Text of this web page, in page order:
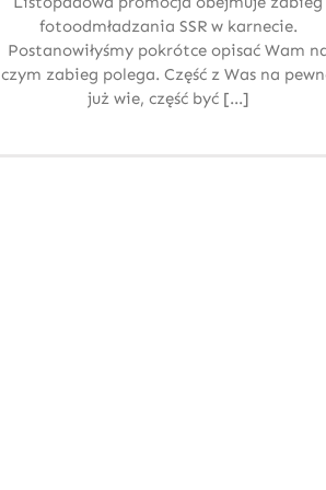
fotoodmładzania SSR w karnecie.
Postanowiłyśmy pokrótce opisać Wam
czym zabieg polega. Część z Was na
już wie, część być [...]